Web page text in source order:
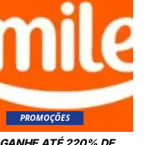
PROMOÇÕES